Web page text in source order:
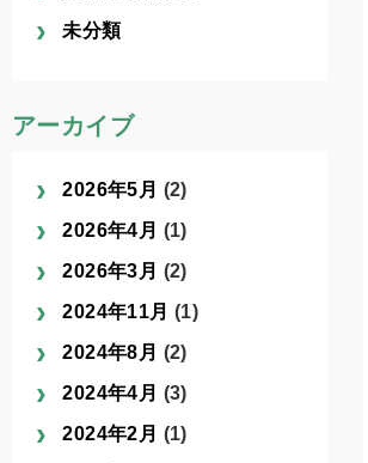
未分類
アーカイブ
2026年5月 (2)
2026年4月 (1)
2026年3月 (2)
2024年11月 (1)
2024年8月 (2)
2024年4月 (3)
2024年2月 (1)